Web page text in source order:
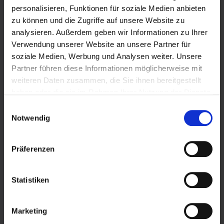
personalisieren, Funktionen für soziale Medien anbieten
zu können und die Zugriffe auf unsere Website zu
analysieren. Außerdem geben wir Informationen zu Ihrer
Verwendung unserer Website an unsere Partner für
soziale Medien, Werbung und Analysen weiter. Unsere
Partner führen diese Informationen möglicherweise mit
weiteren Daten zusammen, die Sie ihnen bereitgestellt
Wir verwenden Cookies und andere Technologien auf
unserer Webseite. Einige von ihnen sind essenziell,
während andere uns helfen, diese Website und Ihre
Erfahrung zu verbessern. Cookies sind kleine Text-
Benutzererfahrung effizienter zu gestalten.
Personenbezogene Daten können verarbeitet werden
Inhalte oder Anzeigen- und Inhaltsmessung. Weitere
Notwendig
Präferenzen
Statistiken
Marketing
Produkte
Flüssiggas im Tank
Einweisungsvideo Flüssiggastank
Versorgungssicherheit
Einsatzgebiete